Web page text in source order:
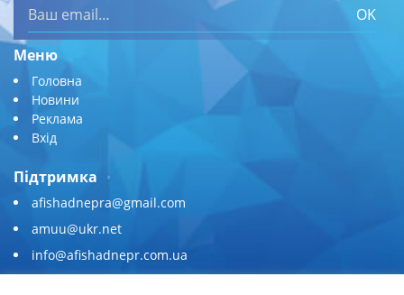
OK
Меню
Головна
Новини
Реклама
Вхід
Підтримка
afishadnepra@gmail.com
amuu@ukr.net
info@afishadnepr.com.ua